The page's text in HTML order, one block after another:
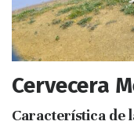
Cervecera
Característica de